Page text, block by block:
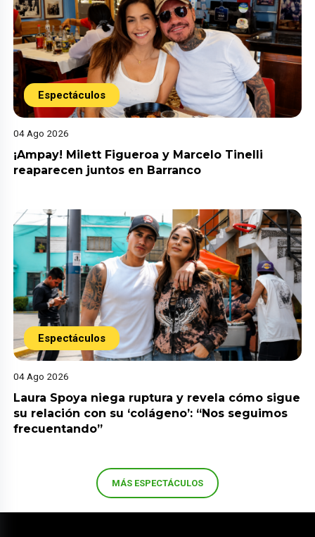
Espectáculos
04 Ago 2026
¡Ampay! Milett Figueroa y Marcelo Tinelli
reaparecen juntos en Barranco
Espectáculos
04 Ago 2026
Laura Spoya niega ruptura y revela cómo sigue
su relación con su ‘colágeno’: “Nos seguimos
frecuentando”
MÁS ESPECTÁCULOS